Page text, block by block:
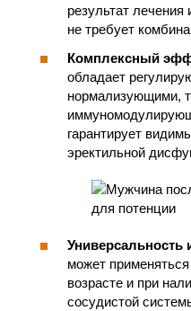
результат лечения
не требует
Комплексный
обладает
нормализующими,
гарантирует
эректильной
Универсальность
может
возрасте и при
сосудистой